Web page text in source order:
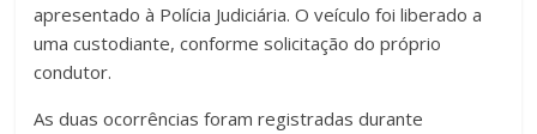
apresentado à Polícia Judiciária. O veículo foi liberado a
uma custodiante, conforme solicitação do próprio
condutor.
As duas ocorrências foram registradas durante